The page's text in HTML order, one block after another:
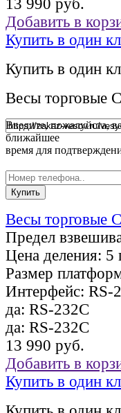
13 990 руб.
Добавить в
Купить в один
Купить в один
Весы торговые
Введите, пожалуйста,
ближайшее
время для
Весы торговые
Предел
Цена деления: 5
Размер
Интерфейс: RS-
да: RS-232C
да: RS-232C
13 990 руб.
Добавить в
Купить в один